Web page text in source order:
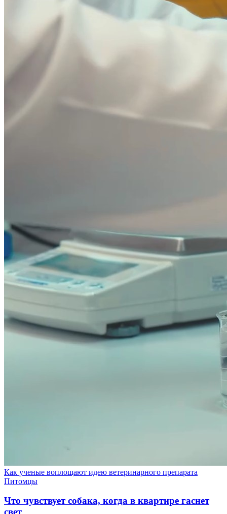
Как ученые воплощают идею ветеринарного препарата
Питомцы
Что чувствует собака, когда в квартире гаснет
свет